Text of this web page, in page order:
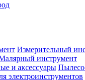
Измерительный
инструмент